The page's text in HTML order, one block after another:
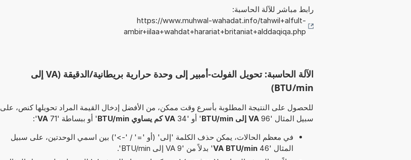
رابط مباشر للآلة الحاسبة:
https://www.muhwal-wahadat.info/tahwil+alfult-
ambir+iilaa+wahdat+harariat+britaniat+alddaqiqa.php
الآلة الحاسبة: تحويل الفولت-أمبير إلى وحدة حرارية بريطانية/الدقيقة (VA إلى
BTU/min)
للحصول على النتيجة المطلوبة بأسرع وقت ممكن، من الأفضل إدخال القيمة المراد تحويلها كنص، على
سبيل المثال '96
VA إلى BTU/min ' أو '34 VA كم يساوي BTU/min ' أو ببساطة '71 VA
':
في معظم الحالات، يمكن حذف الكلمة 'إلى' (أو '=' / '->') بين اسمي الوحدتين، على سبيل
المثال '46
VA BTU/min' بدلاً من '9 VA إلى BTU/min'.